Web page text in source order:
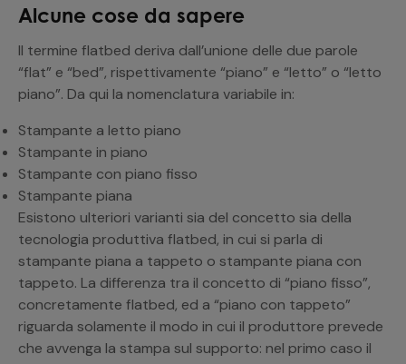
Alcune cose da sapere
Il termine flatbed deriva dall’unione delle due parole
“flat” e “bed”, rispettivamente “piano” e “letto” o “letto
piano”. Da qui la nomenclatura variabile in:
Stampante a letto piano
Stampante in piano
Stampante con piano fisso
Stampante piana
Esistono ulteriori varianti sia del concetto sia della
tecnologia produttiva flatbed, in cui si parla di
stampante piana a tappeto o stampante piana con
tappeto. La differenza tra il concetto di “piano fisso”,
concretamente flatbed, ed a “piano con tappeto”
riguarda solamente il modo in cui il produttore prevede
che avvenga la stampa sul supporto: nel primo caso il